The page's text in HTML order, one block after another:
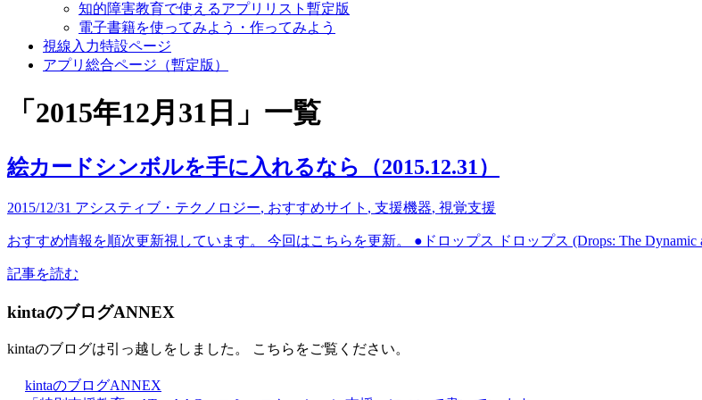
知的障害教育で使えるアプリリスト暫定版
電子書籍を使ってみよう・作ってみよう
視線入力特設ページ
アプリ総合ページ（暫定版）
「 2015年12月31日 」 一覧
絵カードシンボルを手に入れるなら（2015.12.31）
2015/12/31 アシスティブ・テクノロジー, おすすめサイト , 支援機器, 視覚支援
おすすめ情報を順次更新視しています。 今回はこちらを更新。 ●ドロップス ドロップス (Drops: The Dynamic
記事を読む
kintaのブログANNEX
kintaのブログは引っ越しをしました。 こちらをご覧ください。
kintaのブログANNEX